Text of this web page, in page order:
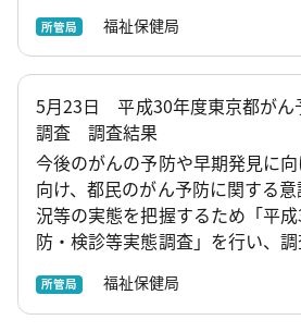
所管局 福祉保健局
5月23日 平成30年度東京都がん
調査 調査結果
今後のがんの予防や早期発見に
向け、都民のがん予防に関する
況等の実態を把握するため「平
防・検診等実態調査」を行い、
所管局 福祉保健局